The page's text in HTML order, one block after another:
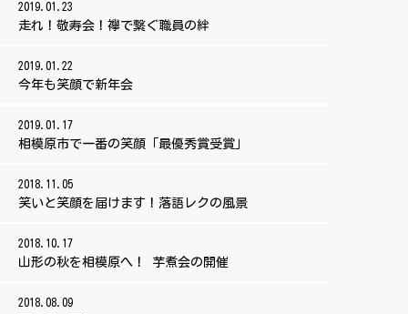
2019.01.23
走れ！敬寿会！襷で繋ぐ職員の絆
2019.01.22
今年も笑顔で新年会
2019.01.17
相模原市で一番の笑顔「最優秀賞受賞」
2018.11.05
笑いと笑顔を届けます！落語レクの風景
2018.10.17
山形の秋を相模原へ！ 芋煮会の開催
2018.08.09